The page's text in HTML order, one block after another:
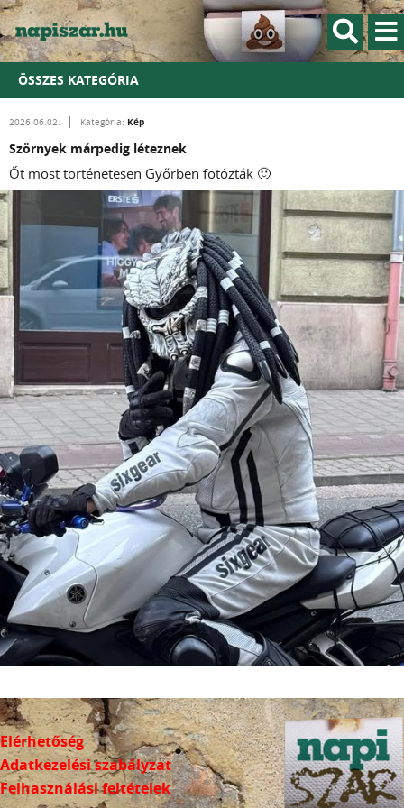
ÖSSZES KATEGÓRIA
2026.06.02. Kategória: Kép
Szörnyek márpedig léteznek
Őt most történetesen Győrben fotózták 🙂
Elérhetőség
Adatkezelési szabályzat
Felhasználási feltételek